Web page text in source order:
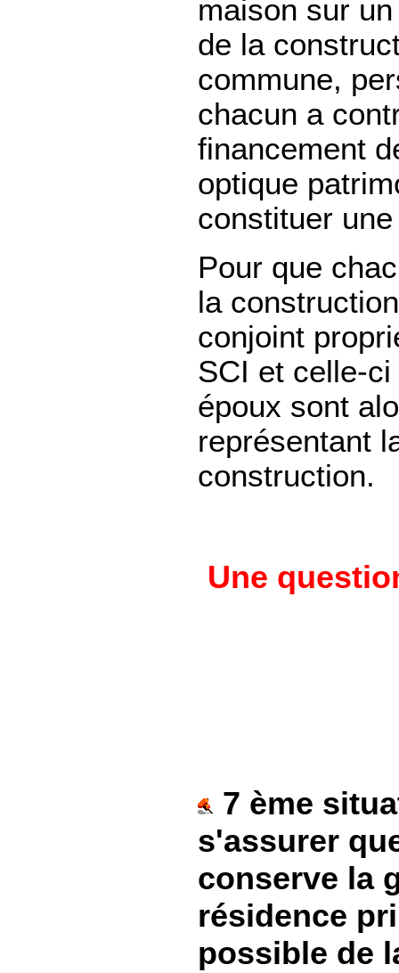
maison sur
de la
commune,
chacun a
financement
optique
constituer
Pour que
la
conjoint
SCI et celle-
époux sont
représentant
construction.
Une
7 ème
s'assurer
conserve la
résidence
possible de